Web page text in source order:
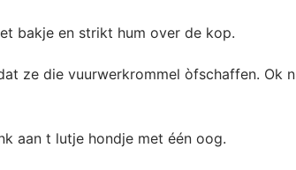
bakje en strikt hum over de kop.
ze die vuurwerkrommel òfschaffen. Ok n
aan t lutje hondje met één oog.